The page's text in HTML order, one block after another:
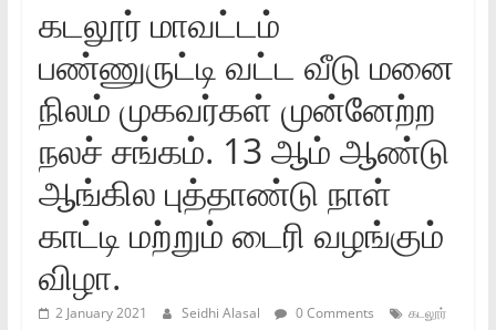
கடலூர் மாவட்டம்
பண்ணுருட்டி வட்ட வீடு மனை
நிலம் முகவர்கள் முன்னேற்ற
நலச் சங்கம். 13 ஆம் ஆண்டு
ஆங்கில புத்தாண்டு நாள்
காட்டி மற்றும் டைரி வழங்கும்
விழா.
2 January 2021 Seidhi Alasal 0 Comments கடலூர்